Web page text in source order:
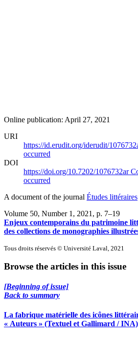
Online publication: April 27, 2021
URI
https://id.erudit.org/iderudit/
occurred
DOI
https://doi.org/10.7202/1076732ar
occurred
A document of the journal Études littéraires
Volume 50, Number 1, 2021 , p. 7–19
Enjeux contemporains du patrimoine
des collections de monographies
Tous droits réservés © Université Laval, 2021
Browse the articles in this issue
[Beginning of issue]
Back to summary
La fabrique matérielle des icônes
« Auteurs » (Textuel et Gallimard / INA)